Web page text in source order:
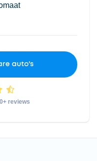
auto's
reviews